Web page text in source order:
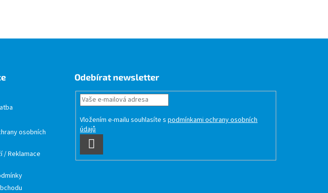
osobních
/ Reklamace
Odebírat newsletter
Vložením e-mailu souhlasíte spodmínkami ochrany osobních
údajů
SE